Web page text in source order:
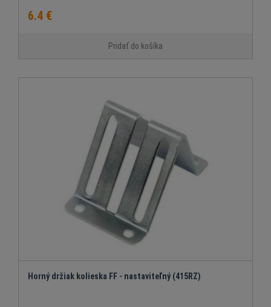
6.4 €
Pridať do košíka
Horný držiak kolieska FF - nastaviteľný (415RZ)